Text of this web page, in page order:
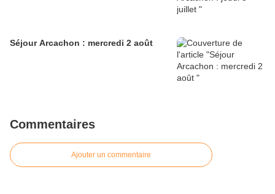
Séjour Arcachon : mercredi 2 août
Commentaires
Ajouter un commentaire